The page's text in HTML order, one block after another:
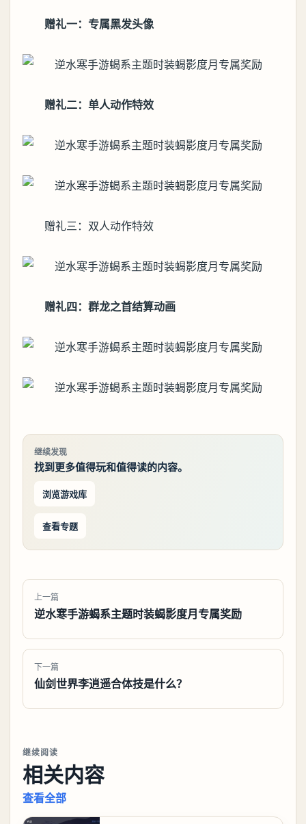
赠礼一：专属黑发头像
赠礼二：单人动作特效
赠礼三：双人动作特效
赠礼四：群龙之首结算动画
继续发现
找到更多值得玩和值得读的内容。
浏览游戏库
查看专题
上一篇
逆水寒手游蝎系主题时装蝎影度月专属奖励
下一篇
仙剑世界李逍遥合体技是什么？
继续阅读
相关内容
查看全部